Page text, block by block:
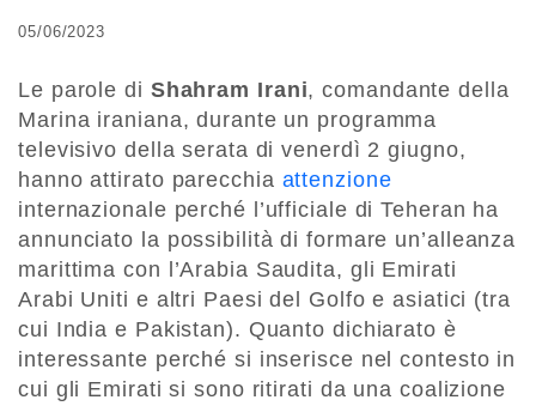
05/06/2023
Le parole di Shahram Irani, comandante della
Marina iraniana, durante un programma
televisivo della serata di venerdì 2 giugno,
hanno attirato parecchia attenzione
internazionale perché l’ufficiale di Teheran ha
annunciato la possibilità di formare un’alleanza
marittima con l’Arabia Saudita, gli Emirati
Arabi Uniti e altri Paesi del Golfo e asiatici (tra
cui India e Pakistan). Quanto dichiarato è
interessante perché si inserisce nel contesto in
cui gli Emirati si sono ritirati da una coalizione